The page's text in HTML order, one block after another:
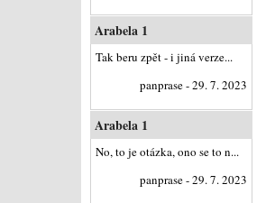
Arabela 1
Tak beru zpět - i jiná verze...
panprase - 29. 7. 2023
Arabela 1
No, to je otázka, ono se to n...
panprase - 29. 7. 2023